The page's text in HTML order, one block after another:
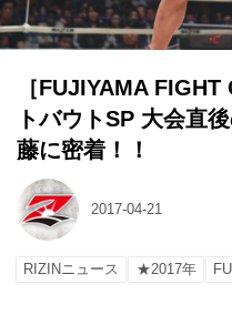
［FUJIYAMA
トバウトSP 大会直
藤に密着！！
2017-04-21
RIZINニュース ★2017年